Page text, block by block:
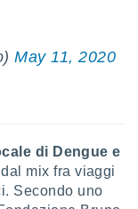
May 11, 2020
di Dengue e
mix fra viaggi
Secondo uno